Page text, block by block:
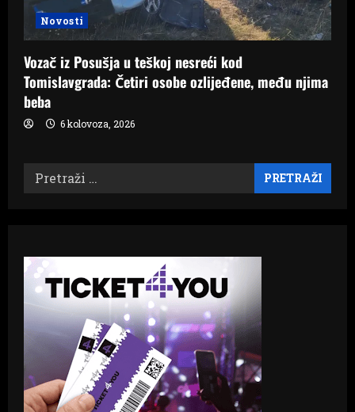
Novosti
Vozač iz Posušja u teškoj nesreći kod
Tomislavgrada: Četiri osobe ozlijeđene, među njima
beba
6 kolovoza, 2026
Pretraži: